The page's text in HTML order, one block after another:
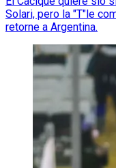
Solari, pero la "T"le
retorne a Argentina.